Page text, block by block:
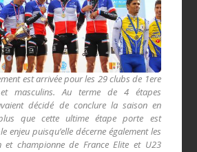
est arrivée pour les 29 clubs de 1ere
masculins. Au terme de 4 étapes
décidé de conclure la saison en
que cette ultime étape porte est
enjeu puisqu’elle décerne également les
championne de France Elite et U23